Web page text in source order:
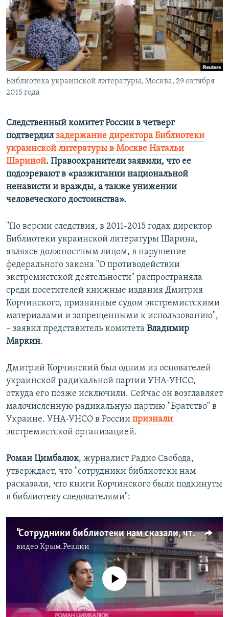
ПОБЕДИТЕЛЕЙ НЕ СУДЯТ?
КРЫМ.НЕПОКОРЕННЫЙ
ELIFBE
УКРАИНСКАЯ ПРОБЛЕМА КРЫМА
ПРИСОЕДИНЯЙТЕСЬ!
Все сайты RFE/RL
Библиотека украинской литературы, Москва, 29 октября
2015 года
Следственный комитет России в четверг
подтвердилзадержание директора Библиотеки
украинской литературы в Москве Натальи
Шариной. Правоохранители заявили, что ее
подозревают в «разжигании национальной
ненависти и вражды, а также унижении
человеческого достоинства».
"По версии следствия, в 2011-2015 годах директор
Библиотеки украинской литературы Шарина,
являясь должностным лицом, в нарушение
федерального закона "О противодействии
экстремистской деятельности" распространяла
среди посетителей книжные издания Дмитрия
Корчинского, признанные судом экстремистскими
материалами и запрещенными к использованию",
– заявил представитель комитета Владимир
Маркин.
Дмитрий Корчинский был одним из основателей
украинской радикальной партии УНА-УНСО,
откуда его позже исключили. Сейчас он возглавляет
малочисленную радикальную партию "Братство" в
Украине. УНА-УНСО в России признали
экстремистской организацией.
Роман Цимбалюк, журналист Радио Свобода,
утверждает, что "сотрудники библиотеки нам
расказали, что книги Корчинского были подкинуты
в библиотеку следователями":
"Сотрудники библиотеки нам сказали, что книги Корчинского были подкинуты" - как проходили обыски в в Библиотеке украинской литературы
видеоКрым.Реалии
No media source currently available